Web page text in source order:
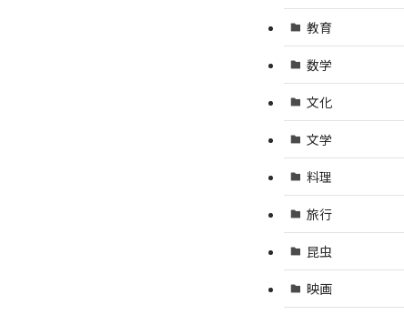
教育
数学
文化
文学
料理
旅行
昆虫
映画